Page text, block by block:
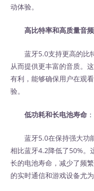
动体验。
高比特率和高质量音频
蓝牙5.0支持更高的比特
从而提供更丰富的音质。
有利，能够确保用户在观
验。
低功耗和长电池寿命 ：
蓝牙5.0在保持强大功
相比蓝牙4.2降低了50%。
长的电池寿命，减少了频
的实时通信和游戏设备尤为